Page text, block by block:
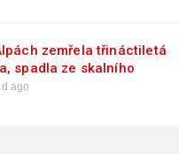
zemřela třináctiletá
spadla ze skalního
ago